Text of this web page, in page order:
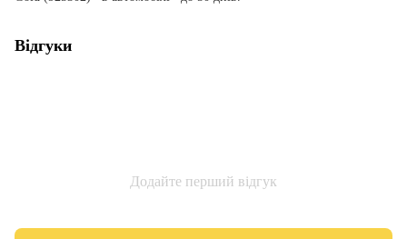
Відгуки
Додайте перший відгук